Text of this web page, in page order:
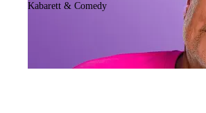
Kabarett & Comedy